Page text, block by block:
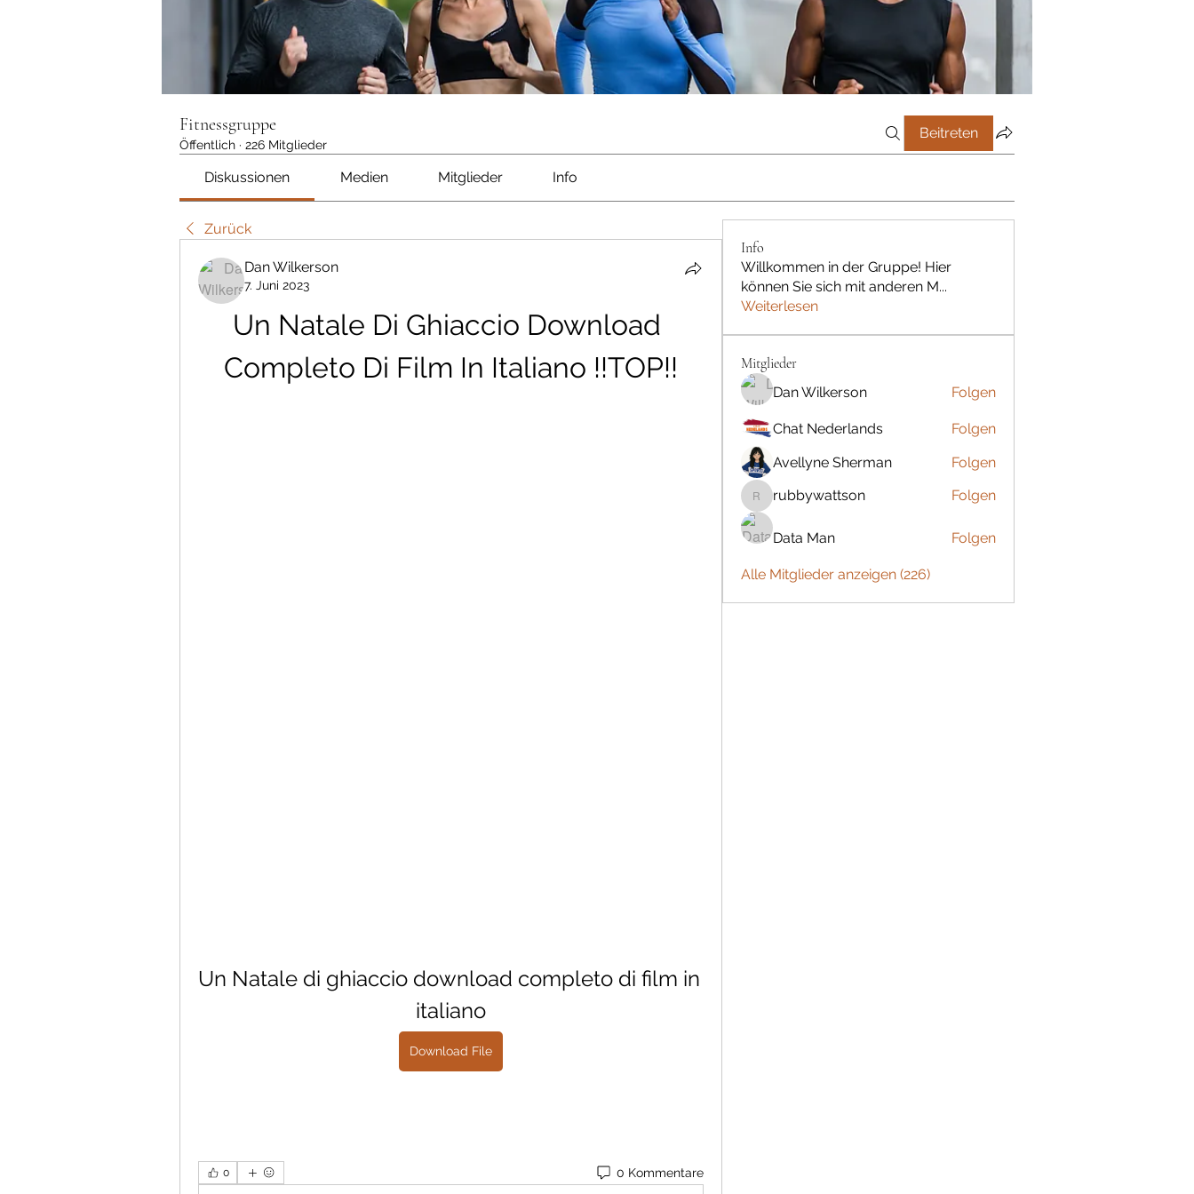
Fitnessgruppe
Öffentlich · 226 Mitglieder
Beitreten
Diskussionen Medien Mitglieder Info
Zurück
Dan Wilkerson
7. Juni 2023
Un Natale Di Ghiaccio Download
Completo Di Film In Italiano !!TOP!!
Un Natale di ghiaccio download completo di film in
italiano
Download File
0 0 Kommentare
Info
Willkommen in der Gruppe! Hier
können Sie sich mit anderen M...
Weiterlesen
Mitglieder
Dan Wilkerson Folgen
Chat Nederlands
Folgen
Avellyne Sherman
Folgen
rubbywattson
rubbywattson Folgen
Data Man Folgen
Alle Mitglieder anzeigen (226)